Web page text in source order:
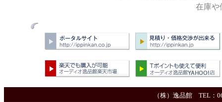
在庫や価
（株）逸品館 TEL：